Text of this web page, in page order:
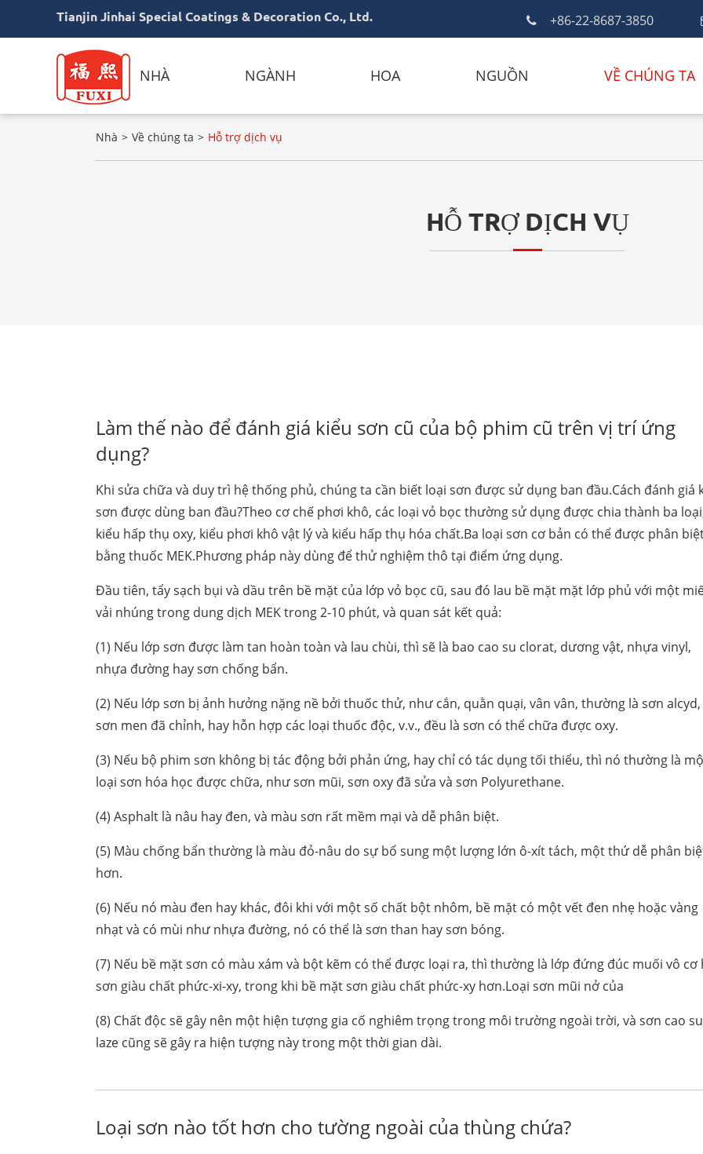
Tianjin Jinhai Special Coatings & Decoration Co., Ltd. +86-22-8687-3850
NHÀ NGÀNH HOA NGUỒN VỀ CHÚNG TA
Nhà Về chúng ta Hỗ trợ dịch vụ
HỖ TRỢ DỊCH VỤ
Làm thế nào để đánh giá kiểu sơn cũ của bộ phim cũ trên vị trí ứng
dụng?
Khi sửa chữa và duy trì hệ thống phủ, chúng ta cần biết loại sơn được sử dụng ban đầu.Cách đánh giá
sơn được dùng ban đầu?Theo cơ chế phơi khô, các loại vỏ bọc thường sử dụng được chia thành ba
kiểu hấp thụ oxy, kiểu phơi khô vật lý và kiểu hấp thụ hóa chất.Ba loại sơn cơ bản có thể được phân
bằng thuốc MEK.Phương pháp này dùng để thử nghiệm thô tại điểm ứng dụng.
Đầu tiên, tẩy sạch bụi và dầu trên bề mặt của lớp vỏ bọc cũ, sau đó lau bề mặt mặt lớp phủ với một
vải nhúng trong dung dịch MEK trong 2-10 phút, và quan sát kết quả:
(1) Nếu lớp sơn được làm tan hoàn toàn và lau chùi, thì sẽ là bao cao su clorat, dương vật, nhựa vinyl,
nhựa đường hay sơn chống bẩn.
(2) Nếu lớp sơn bị ảnh hưởng nặng nề bởi thuốc thử, như cắn, quằn quại, vân vân, thường là sơn alcyd,
sơn men đã chỉnh, hay hỗn hợp các loại thuốc độc, v.v., đều là sơn có thể chữa được oxy.
(3) Nếu bộ phim sơn không bị tác động bởi phản ứng, hay chỉ có tác dụng tối thiểu, thì nó thường là
loại sơn hóa học được chữa, như sơn mũi, sơn oxy đã sửa và sơn Polyurethane.
(4) Asphalt là nâu hay đen, và màu sơn rất mềm mại và dễ phân biệt.
(5) Màu chống bẩn thường là màu đỏ-nâu do sự bổ sung một lượng lớn ô-xít tách, một thứ dễ phân
hơn.
(6) Nếu nó màu đen hay khác, đôi khi với một số chất bột nhôm, bề mặt có một vết đen nhẹ hoặc vàng
nhạt và có mùi như nhựa đường, nó có thể là sơn than hay sơn bóng.
(7) Nếu bề mặt sơn có màu xám và bột kẽm có thể được loại ra, thì thường là lớp đứng đúc muối vô cơ
sơn giàu chất phức-xi-xy, trong khi bề mặt sơn giàu chất phức-xy hơn.Loại sơn mũi nở của
(8) Chất độc sẽ gây nên một hiện tượng gia cố nghiêm trọng trong môi trường ngoài trời, và sơn cao
laze cũng sẽ gây ra hiện tượng này trong một thời gian dài.
Loại sơn nào tốt hơn cho tường ngoài của thùng chứa?